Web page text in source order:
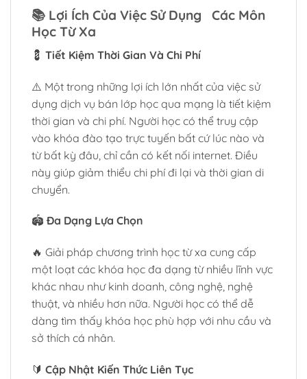
📚 Lợi Ích Của Việc Sử Dụng Các Môn
Học Từ Xa
💈 Tiết Kiệm Thời Gian Và Chi Phí
⚠️ Một trong những lợi ích lớn nhất của việc sử
dụng dịch vụ bán lớp học qua mạng là tiết kiệm
thời gian và chi phí. Người học có thể truy cập
vào khóa đào tạo trực tuyến bất cứ lúc nào và
từ bất kỳ đâu, chỉ cần có kết nối internet. Điều
này giúp giảm thiểu chi phí đi lại và thời gian di
chuyển.
🏟️ Đa Dạng Lựa Chọn
🔥 Giải pháp chương trình học từ xa cung cấp
một loạt các khóa học đa dạng từ nhiều lĩnh vực
khác nhau như kinh doanh, công nghệ, nghệ
thuật, và nhiều hơn nữa. Người học có thể dễ
dàng tìm thấy khóa học phù hợp với nhu cầu và
sở thích cá nhân.
🔰 Cập Nhật Kiến Thức Liên Tục